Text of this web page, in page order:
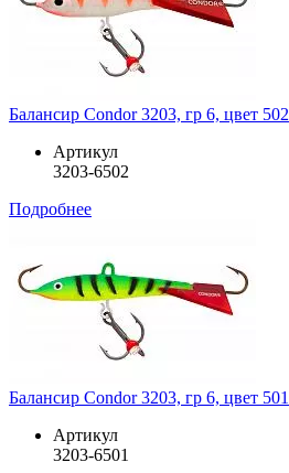
Балансир Condor 3203, гр 6, цвет 502
Артикул
3203-6502
Подробнее
Балансир Condor 3203, гр 6, цвет 501
Артикул
3203-6501